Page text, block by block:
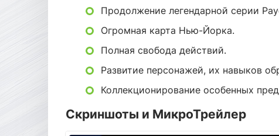
Продолжение легендарной серии
Огромная карта Нью-Йорка.
Полная свобода действий.
Развитие персонажей, их навыков
Коллекционирование особенных
Скриншоты и МикроТрейлер